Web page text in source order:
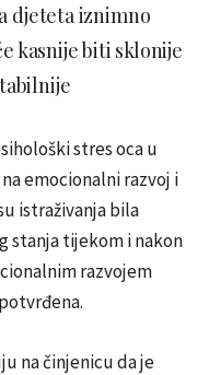
djeteta iznimno
kasnije biti sklonije
stres oca u
emocionalni razvoj i
istraživanja bila
stanja tijekom i nakon
razvojem
na činjenicu da je